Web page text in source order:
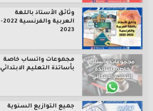
وثائق الأستاذ باللغة
العربية والفرنسية 2022-
2023
مجموعات واتساب خاصة
بأساتذة التعليم الابتدائي
جميع التوازيع السنوية